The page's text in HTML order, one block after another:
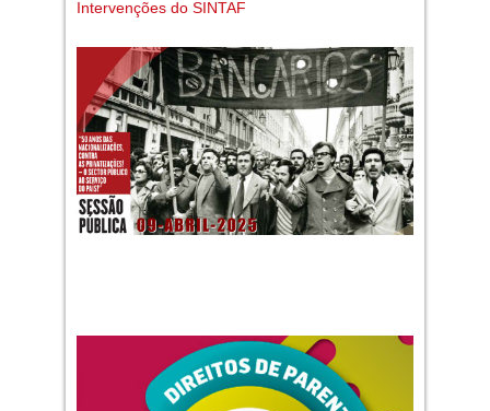
Intervenções do SINTAF